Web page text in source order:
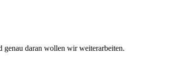
genau daran wollen wir weiterarbeiten.